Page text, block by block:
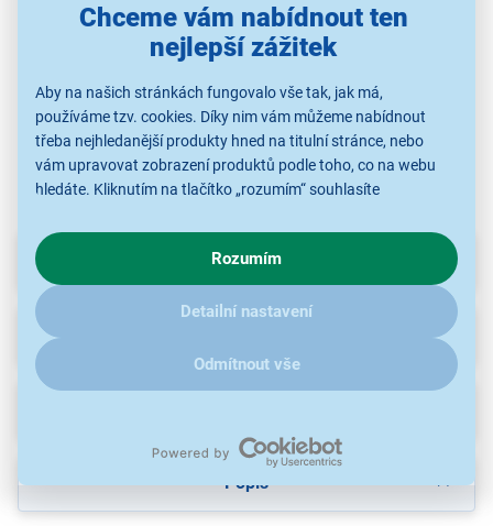
Chceme vám nabídnout ten
nejlepší zážitek
Aby na našich stránkách fungovalo vše tak, jak má,
používáme tzv. cookies. Díky nim vám můžeme nabídnout
třeba nejhledanější produkty hned na titulní stránce, nebo
vám upravovat zobrazení produktů podle toho, co na webu
hledáte. Kliknutím na tlačítko „rozumím“ souhlasíte
chování na webu pro zobrazení cílených reklam. Pokud vás
zajímají detaily, jak u nás s cookies a dalšími údaji pracujeme,
kliknětesem.
Rozumím
Detailní nastavení
Odmítnout vše
690 Kč
Stojany
585 Kč
Stojany
1 890 Kč
Stojany
Popis
Parametry